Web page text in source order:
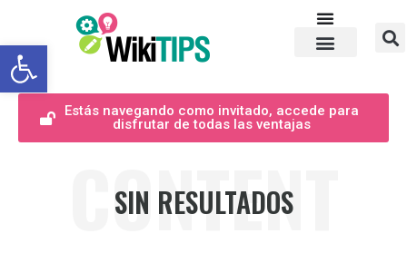
Abrir barra de herramientas
Estás navegando como invitado, accede para
disfrutar de todas las ventajas
CONTENT
SIN RESULTADOS